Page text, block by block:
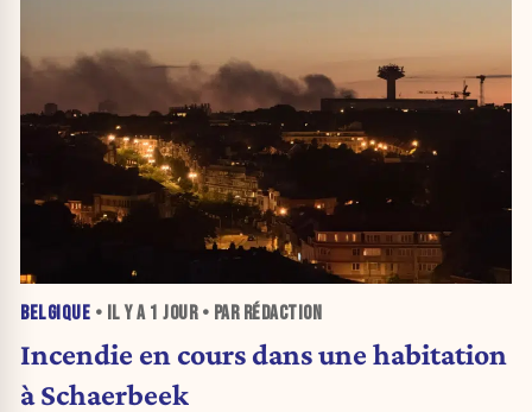
BELGIQUE • IL Y A 1 JOUR• PAR RÉDACTION
Incendie en cours dans une habitation
à Schaerbeek